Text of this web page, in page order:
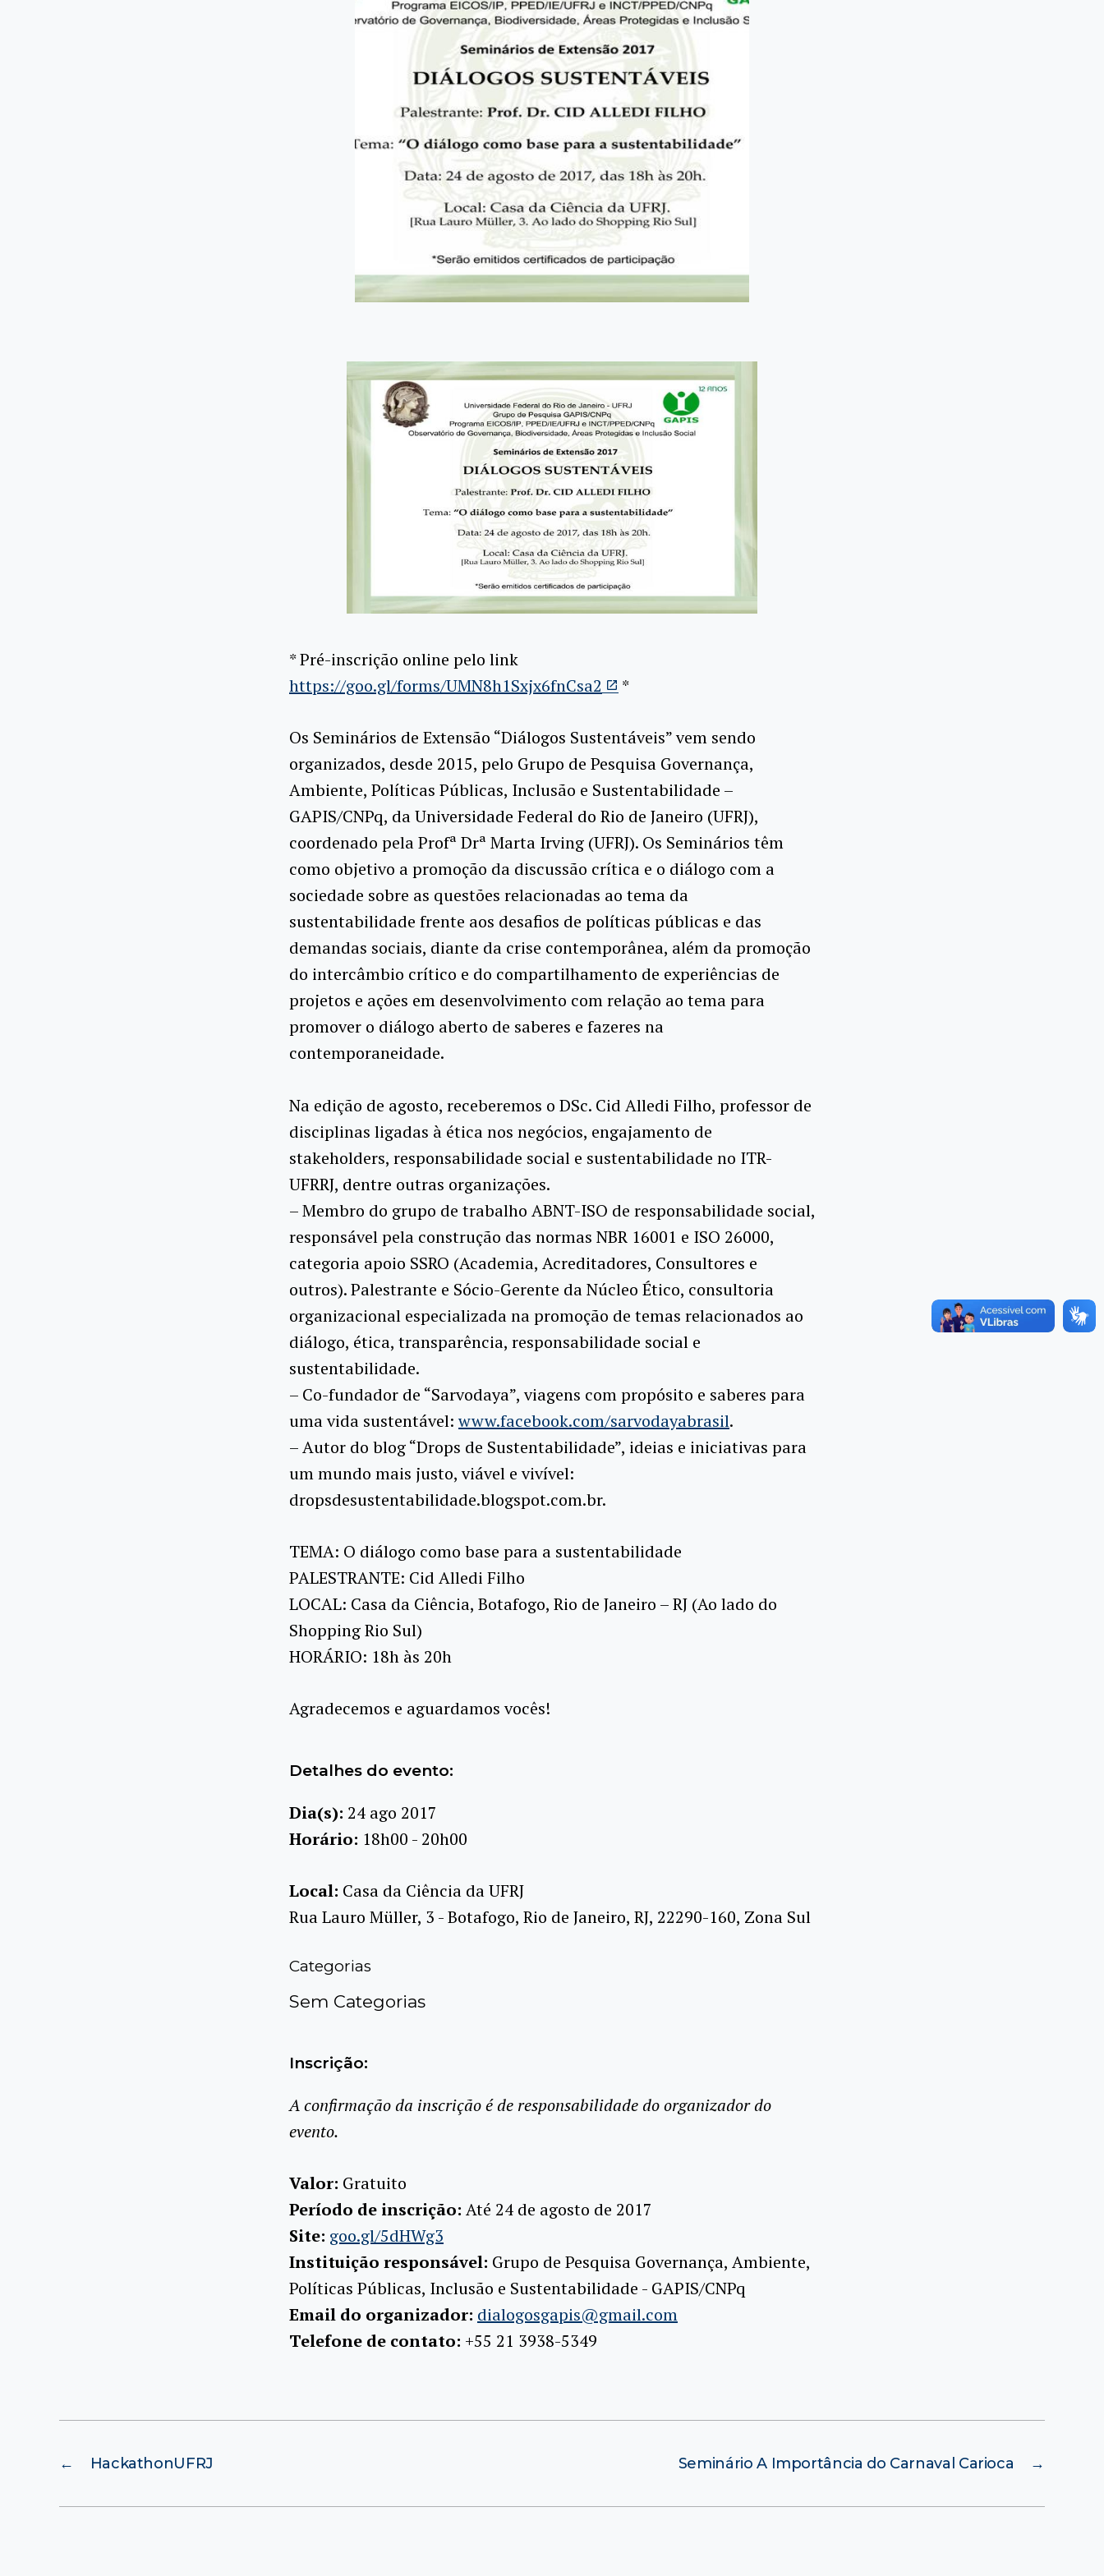
* Pré-inscrição online pelo link
https://goo.gl/forms/UMN8h1Sxjx6fnCsa2
*
Os Seminários de Extensão “Diálogos Sustentáveis” vem sendo
organizados, desde 2015, pelo Grupo de Pesquisa Governança,
Ambiente, Políticas Públicas, Inclusão e Sustentabilidade –
GAPIS/CNPq, da Universidade Federal do Rio de Janeiro (UFRJ),
coordenado pela Profª Drª Marta Irving (UFRJ). Os Seminários têm
como objetivo a promoção da discussão crítica e o diálogo com a
sociedade sobre as questões relacionadas ao tema da
sustentabilidade frente aos desafios de políticas públicas e das
demandas sociais, diante da crise contemporânea, além da promoção
do intercâmbio crítico e do compartilhamento de experiências de
projetos e ações em desenvolvimento com relação ao tema para
promover o diálogo aberto de saberes e fazeres na
contemporaneidade.
Na edição de agosto, receberemos o DSc. Cid Alledi Filho, professor de
disciplinas ligadas à ética nos negócios, engajamento de
stakeholders, responsabilidade social e sustentabilidade no ITR-
UFRRJ, dentre outras organizações.
– Membro do grupo de trabalho ABNT-ISO de responsabilidade social,
responsável pela construção das normas NBR 16001 e ISO 26000,
categoria apoio SSRO (Academia, Acreditadores, Consultores e
outros). Palestrante e Sócio-Gerente da Núcleo Ético, consultoria
organizacional especializada na promoção de temas relacionados ao
diálogo, ética, transparência, responsabilidade social e
sustentabilidade.
– Co-fundador de “Sarvodaya”, viagens com propósito e saberes para
uma vida sustentável:www.facebook.com/sarvodayabrasil.
– Autor do blog “Drops de Sustentabilidade”, ideias e iniciativas para
um mundo mais justo, viável e vivível:
dropsdesustentabilidade.blogspot.com.br.
TEMA: O diálogo como base para a sustentabilidade
PALESTRANTE: Cid Alledi Filho
LOCAL: Casa da Ciência, Botafogo, Rio de Janeiro – RJ (Ao lado do
Shopping Rio Sul)
HORÁRIO: 18h às 20h
Agradecemos e aguardamos vocês!
Detalhes do evento:
Dia(s): 24 ago 2017
Horário: 18h00 - 20h00
Local: Casa da Ciência da UFRJ
Rua Lauro Müller, 3 - Botafogo, Rio de Janeiro, RJ, 22290-160, Zona Sul
Categorias
Sem Categorias
Inscrição:
A confirmação da inscrição é de responsabilidade do organizador do
evento.
Valor: Gratuito
Período de inscrição: Até 24 de agosto de 2017
Site: goo.gl/5dHWg3
Instituição responsável: Grupo de Pesquisa Governança, Ambiente,
Políticas Públicas, Inclusão e Sustentabilidade - GAPIS/CNPq
Email do organizador: dialogosgapis@gmail.com
Telefone de contato: +55 21 3938-5349
← HackathonUFRJ →
Seminário A Importância do Carnaval Carioca